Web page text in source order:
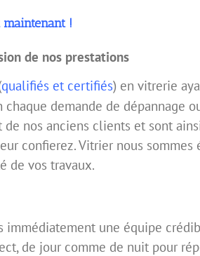
!
de nos prestations
qualifiés et certifiés) en vitrerie
demande de dépannage
nos anciens clients et sont
confierez. Vitrier nous
de vos travaux.
immédiatement une équipe
de jour comme de nuit pour